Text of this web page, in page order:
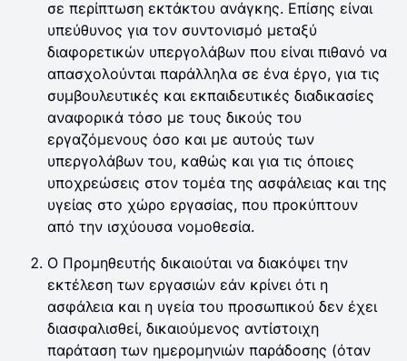
σε περίπτωση εκτάκτου ανάγκης. Επίσης είναι
υπεύθυνος για τον συντονισμό μεταξύ
διαφορετικών υπεργολάβων που είναι πιθανό να
απασχολούνται παράλληλα σε ένα έργο, για τις
συμβουλευτικές και εκπαιδευτικές διαδικασίες
αναφορικά τόσο με τους δικούς του
εργαζόμενους όσο και με αυτούς των
υπεργολάβων του, καθώς και για τις όποιες
υποχρεώσεις στον τομέα της ασφάλειας και της
υγείας στο χώρο εργασίας, που προκύπτουν
από την ισχύουσα νομοθεσία.
Ο Προμηθευτής δικαιούται να διακόψει την
εκτέλεση των εργασιών εάν κρίνει ότι η
ασφάλεια και η υγεία του προσωπικού δεν έχει
διασφαλισθεί, δικαιούμενος αντίστοιχη
παράταση των ημερομηνιών παράδοσης (όταν